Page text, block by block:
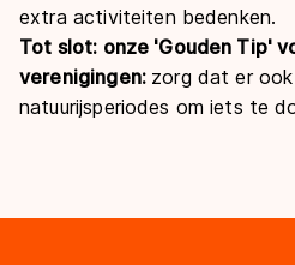
extra activiteiten bedenken.
Tot slot: onze 'Gouden Tip'
verenigingen: zorg dat er
natuurijsperiodes om iets te